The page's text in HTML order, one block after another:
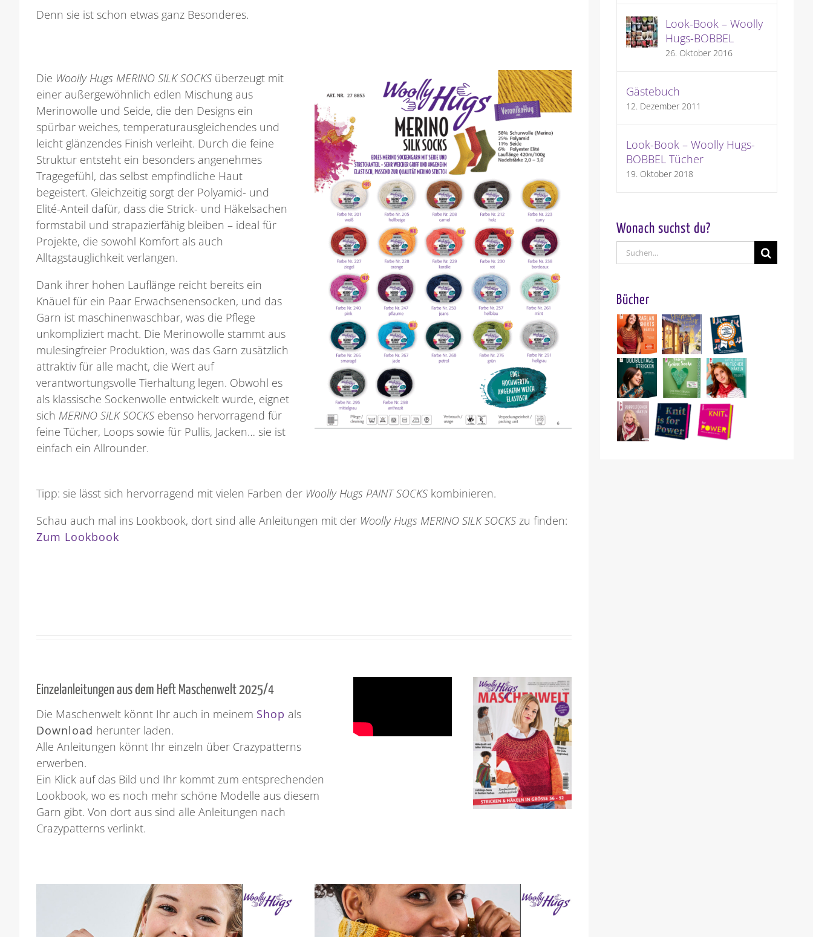
Denn sie ist schon etwas ganz Besonderes.
Die Woolly Hugs MERINO SILK SOCKS überzeugt mit
einer außergewöhnlich edlen Mischung aus
Merinowolle und Seide, die den Designs ein
spürbar weiches, temperaturausgleichendes und
leicht glänzendes Finish verleiht. Durch die feine
Struktur entsteht ein besonders angenehmes
Tragegefühl, das selbst empfindliche Haut
begeistert. Gleichzeitig sorgt der Polyamid- und
Elité-Anteil dafür, dass die Strick- und Häkelsachen
formstabil und strapazierfähig bleiben – ideal für
Projekte, die sowohl Komfort als auch
Alltagstauglichkeit verlangen.
Dank ihrer hohen Lauflänge reicht bereits ein
Knäuel für ein Paar Erwachsenensocken, und das
Garn ist maschinenwaschbar, was die Pflege
unkompliziert macht. Die Merinowolle stammt aus
mulesingfreier Produktion, was das Garn zusätzlich
attraktiv für alle macht, die Wert auf
verantwortungsvolle Tierhaltung legen. Obwohl es
als klassische Sockenwolle entwickelt wurde, eignet
sich MERINO SILK SOCKS ebenso hervorragend für
feine Tücher, Loops sowie für Pullis, Jacken… sie ist
einfach ein Allrounder.
Tipp: sie lässt sich hervorragend mit vielen Farben der Woolly Hugs PAINT SOCKS kombinieren.
Schau auch mal ins Lookbook, dort sind alle Anleitungen mit der Woolly Hugs MERINO SILK SOCKSzu finden:
Zum Lookbook
Einzelanleitungen aus dem Heft Maschenwelt 2025/4
Die Maschenwelt könnt Ihr auch in meinem Shop als
Download herunter laden.
Alle Anleitungen könnt Ihr einzeln über Crazypatterns
erwerben.
Ein Klick auf das Bild und Ihr kommt zum entsprechenden
Lookbook, wo es noch mehr schöne Modelle aus diesem
Garn gibt. Von dort aus sind alle Anleitungen nach
Crazypatterns verlinkt.
Look-Book – Woolly
Hugs-BOBBEL
26. Oktober 2016
Gästebuch
12. Dezember 2011
Look-Book – Woolly Hugs-
BOBBEL Tücher
19. Oktober 2018
Wonach suchst du?
Suche
nach:
Bücher